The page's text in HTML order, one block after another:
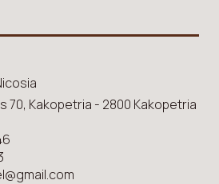
70, Kakopetria - 2800 Kakopetria